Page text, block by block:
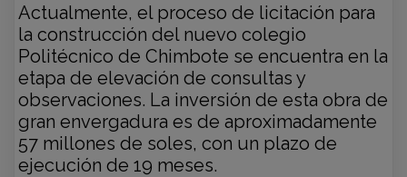
Actualmente, el proceso de licitación para
la construcción del nuevo colegio
Politécnico de Chimbote se encuentra en la
etapa de elevación de consultas y
observaciones. La inversión de esta obra de
gran envergadura es de aproximadamente
57 millones de soles, con un plazo de
ejecución de 19 meses.